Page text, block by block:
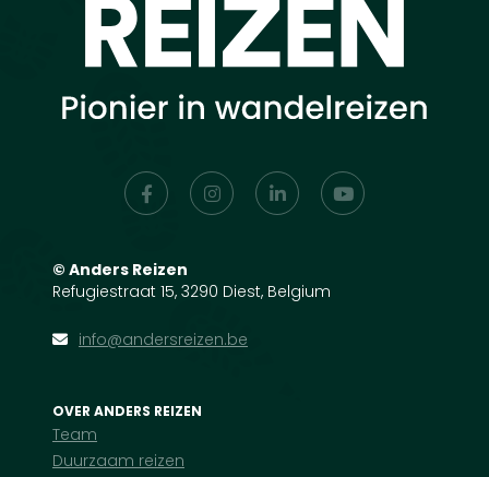
© Anders Reizen
Refugiestraat 15, 3290 Diest, Belgium
info@andersreizen.be
OVER ANDERS REIZEN
Team
Duurzaam reizen